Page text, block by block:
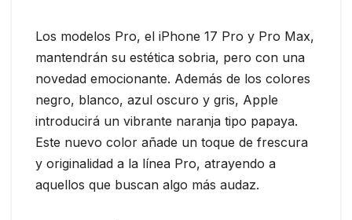
Los modelos Pro, el iPhone 17 Pro y Pro Max,
mantendrán su estética sobria, pero con una
novedad emocionante. Además de los colores
negro, blanco, azul oscuro y gris, Apple
introducirá un vibrante naranja tipo papaya.
Este nuevo color añade un toque de frescura
y originalidad a la línea Pro, atrayendo a
aquellos que buscan algo más audaz.